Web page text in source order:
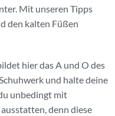
Mit unseren Tipps
den kalten Füßen
hier das A und O des
und halte deine
unbedingt mit
denn diese